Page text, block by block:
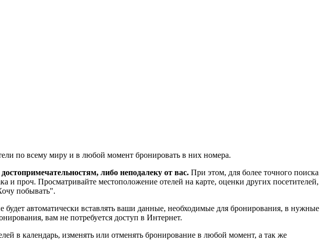
по всему миру и в любой момент бронировать в них номера.
либо неподалеку от вас. При этом, для более точного поиска
проч. Просматривайте местоположение отелей на карте, оценки других посетителей,
побывать".
будет автоматически вставлять ваши данные, необходимые для бронирования, в нужные
вам не потребуется доступ в Интернет.
в календарь, изменять или отменять бронирование в любой момент, а так же